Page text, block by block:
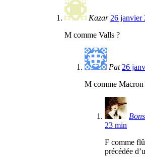
Kazar 26 janvier
M comme Valls ?
Pat 26
M comme
23 min
F comme
précédée